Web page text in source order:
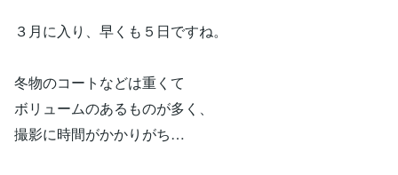
３月に入り、早くも５日ですね。
冬物のコートなどは重くて
ボリュームのあるものが多く、
撮影に時間がかかりがち…